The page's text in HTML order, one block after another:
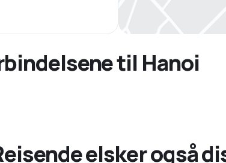
til Hanoi
elsker også